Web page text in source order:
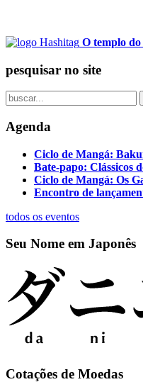
O templo
pesquisar no site
Agenda
Ciclo de Mangá:
Bate-papo: Clássicos
Ciclo de Mangá: Os
Encontro de
todos os eventos
Seu Nome em Japonês
Cotações de Moedas